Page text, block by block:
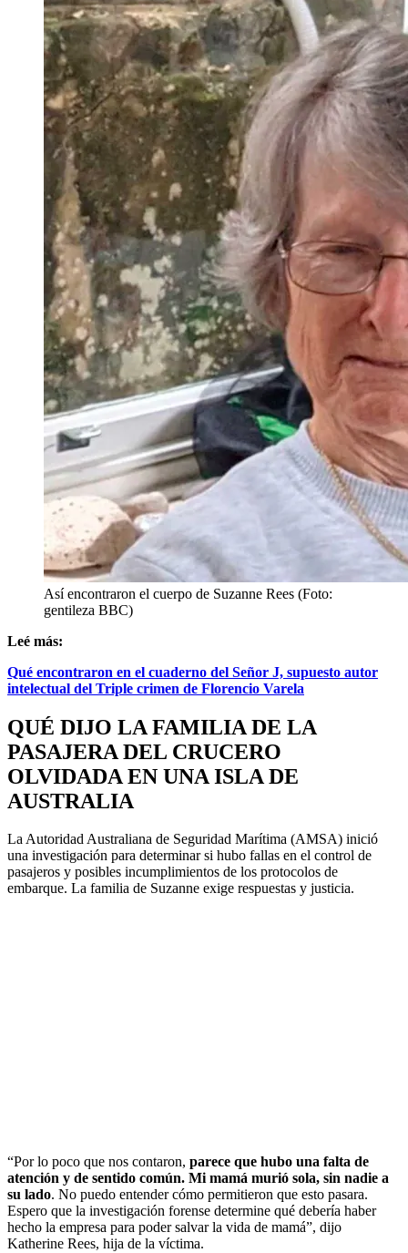
Así encontraron el cuerpo de Suzanne Rees (Foto:
gentileza BBC)
Leé más:
Qué encontraron en el cuaderno del Señor J, supuesto autor
intelectual del Triple crimen de Florencio Varela
QUÉ DIJO LA FAMILIA DE LA
PASAJERA DEL CRUCERO
OLVIDADA EN UNA ISLA DE
AUSTRALIA
La Autoridad Australiana de Seguridad Marítima (AMSA) inició
una investigación para determinar si hubo fallas en el control de
pasajeros y posibles incumplimientos de los protocolos de
embarque. La familia de Suzanne exige respuestas y justicia.
“Por lo poco que nos contaron, parece que hubo una falta de
atención y de sentido común. Mi mamá murió sola, sin nadie a
su lado. No puedo entender cómo permitieron que esto pasara.
Espero que la investigación forense determine qué debería haber
hecho la empresa para poder salvar la vida de mamá”, dijo
Katherine Rees, hija de la víctima.